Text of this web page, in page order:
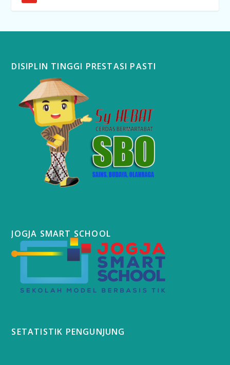
DISIPLIN TINGGI PRESTASI PASTI
JOGJA SMART SCHOOL
SETATISTIK PENGUNJUNG